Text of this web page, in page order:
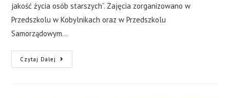
jakość życia osób starszych”. Zajęcia zorganizowano w
Przedszkolu w Kobylnikach oraz w Przedszkolu
Samorządowym…
Czytaj Dalej